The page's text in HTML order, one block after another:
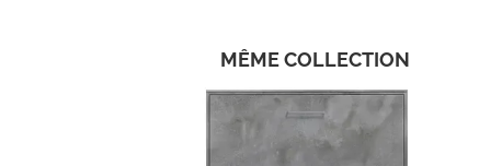
MÊME COLLECTION